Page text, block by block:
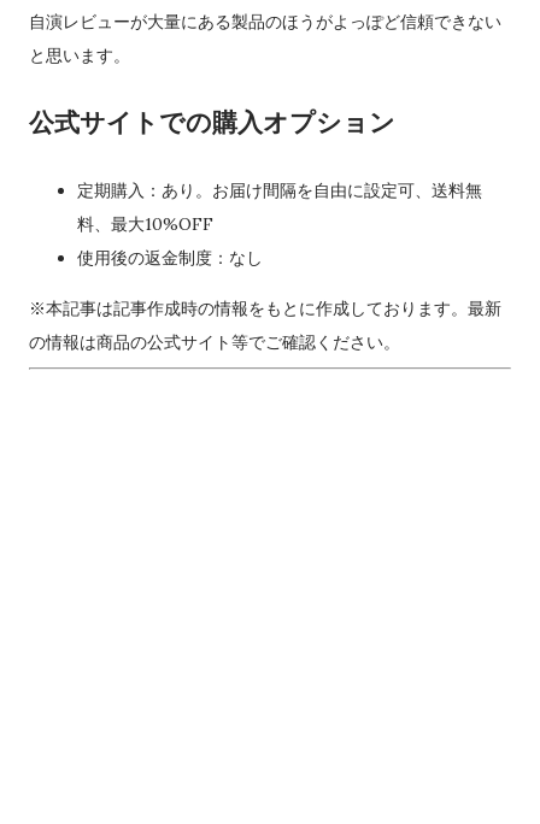
自演レビューが大量にある製品のほうがよっぽど信頼できない
と思います。
公式サイトでの購入オプション
定期購入：あり。お届け間隔を自由に設定可、送料無
料、最大10%OFF
使用後の返金制度：なし
※本記事は記事作成時の情報をもとに作成しております。最新
の情報は商品の公式サイト等でご確認ください。